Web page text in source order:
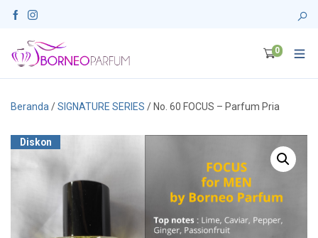
0
Beranda /SIGNATURE SERIES / No. 60 FOCUS – Parfum Pria
Diskon